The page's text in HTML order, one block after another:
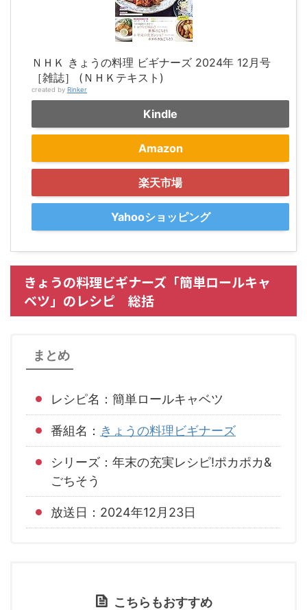
ＮＨＫ きょうの料理 ビギナーズ 2024年 12月号
［雑誌］ (ＮＨＫテキスト)
created by Rinker
Kindle
Amazon
楽天市場
Yahooショッピング
きょうの料理ビギナーズ「簡単ロールキャ
ベツ」のレシピ 総括
まとめ
レシピ名：簡単ロールキャベツ
番組名： きょうの料理ビギナーズ
シリーズ：年末の充実レシピ!ポカポカ&
ごちそう
放送日：2024年12月23日
こちらもおすすめ